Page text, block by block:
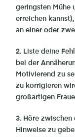
geringsten Mühe
erreichen
an einer oder
2. Liste deine
bei der
Motivierend zu
zu korrigieren
großartigen
3. Höre zwischen
Hinweise zu